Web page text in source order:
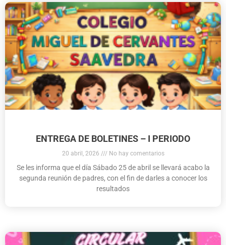
ENTREGA DE BOLETINES – I PERIODO
20 abril, 2026 No hay comentarios
Se les informa que el día Sábado 25 de abril se llevará acabo la
segunda reunión de padres, con el fin de darles a conocer los
resultados